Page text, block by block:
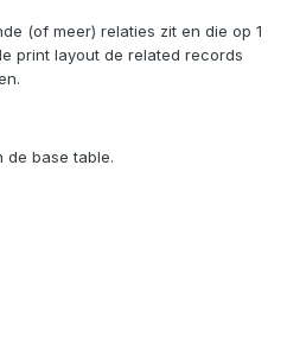
(of meer) relaties zit en die op 1
print layout de related records
de base table.